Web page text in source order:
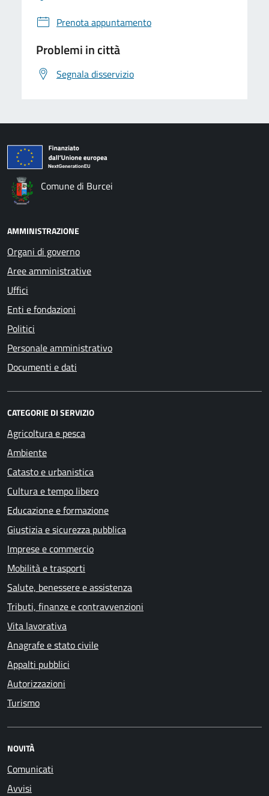
Prenota appuntamento
Problemi in città
Segnala disservizio
Comune di Burcei
AMMINISTRAZIONE
Organi di governo
Aree amministrative
Uffici
Enti e fondazioni
Politici
Personale amministrativo
Documenti e dati
CATEGORIE DI SERVIZIO
Agricoltura e pesca
Ambiente
Catasto e urbanistica
Cultura e tempo libero
Educazione e formazione
Giustizia e sicurezza pubblica
Imprese e commercio
Mobilità e trasporti
Salute, benessere e assistenza
Tributi, finanze e contravvenzioni
Vita lavorativa
Anagrafe e stato civile
Appalti pubblici
Autorizzazioni
Turismo
NOVITÀ
Comunicati
Avvisi